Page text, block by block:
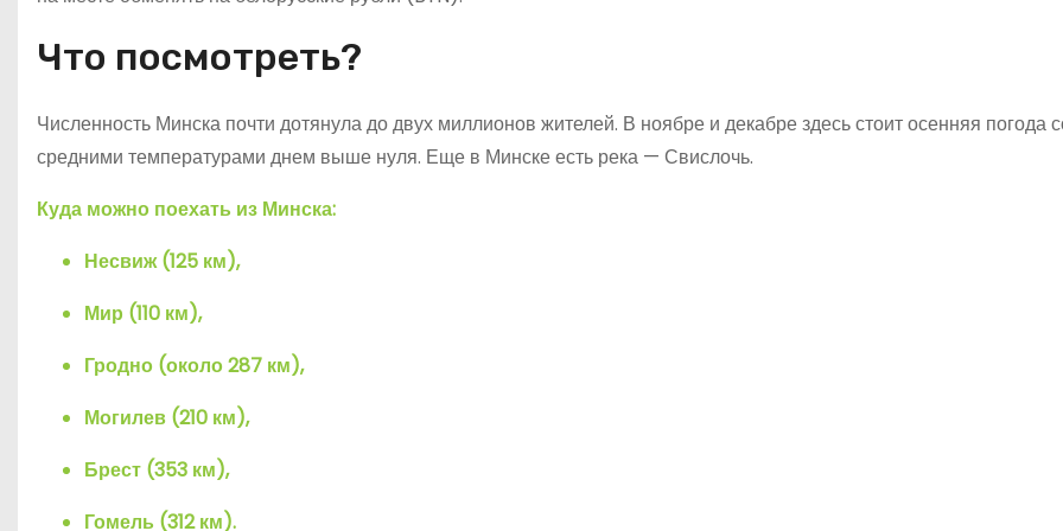
Что посмотреть?
Численность Минска почти дотянула до двух миллионов жителей. В ноябре и декабре здесь стоит осенняя погода
средними температурами днем выше нуля. Еще в Минске есть река — Свислочь.
Куда можно поехать из Минска:
Несвиж (125 км),
Мир (110 км),
Гродно (около 287 км),
Могилев (210 км),
Брест (353 км),
Гомель (312 км).